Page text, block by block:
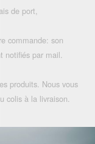
de port,
commande: son
notifiés par mail.
produits. Nous vous
colis à la livraison.